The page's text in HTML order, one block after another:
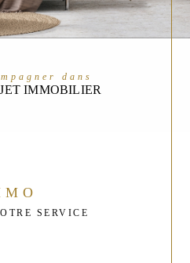
dans
IMMOBILIER
SERVICE